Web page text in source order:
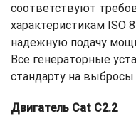
соответствуют
характеристикам ISO
надежную подачу
Все генераторные
стандарту на
Двигатель Cat C2.2